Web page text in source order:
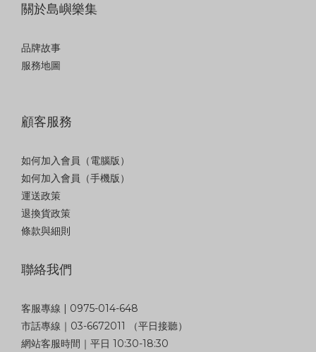
關於島嶼樂集
品牌故事
服務地圖
顧客服務
如何加入會員（電腦版）
如何加入會員（手機版）
運送政策
退換貨政策
條款與細則
聯絡我們
客服專線 | 0975-014-648
市話專線｜03-6672011 （平日接聽）
網站客服時間｜平日 10:30-18:30